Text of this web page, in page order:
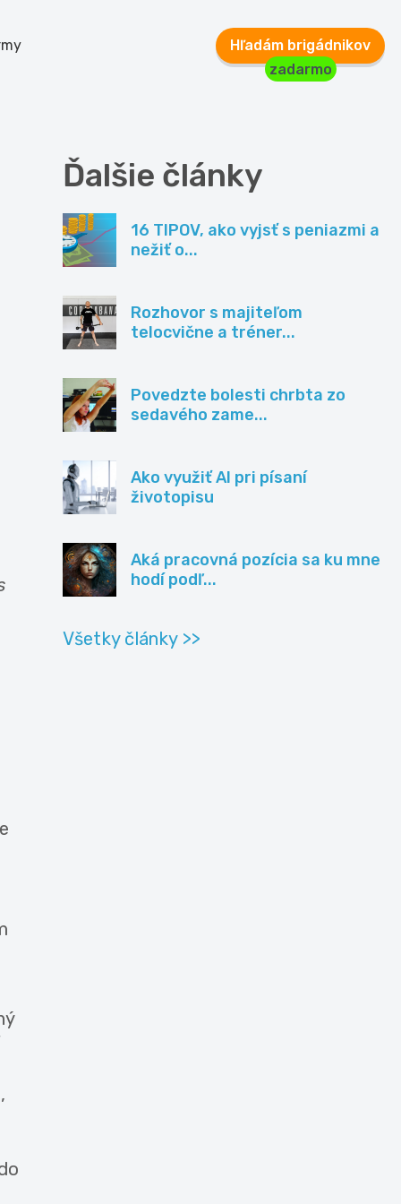
Hľadám brigádnikov
zadarmo
Ďalšie články
16 TIPOV, ako vyjsť s peniazmi a
nežiť o...
Rozhovor s majiteľom
telocvične a tréner...
Povedzte bolesti chrbta zo
sedavého zame...
Ako využiť AI pri písaní
životopisu
Aká pracovná pozícia sa ku mne
hodí podľ...
Všetky články >>